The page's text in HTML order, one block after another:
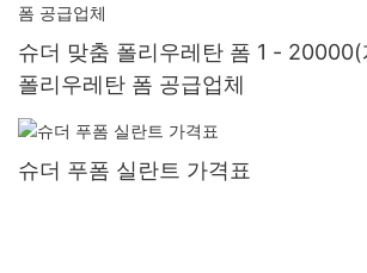
슈더 맞춤 폴리우레탄 폼 1 -
폴리우레탄 폼 공급업체
슈더 푸폼 실란트 가격표